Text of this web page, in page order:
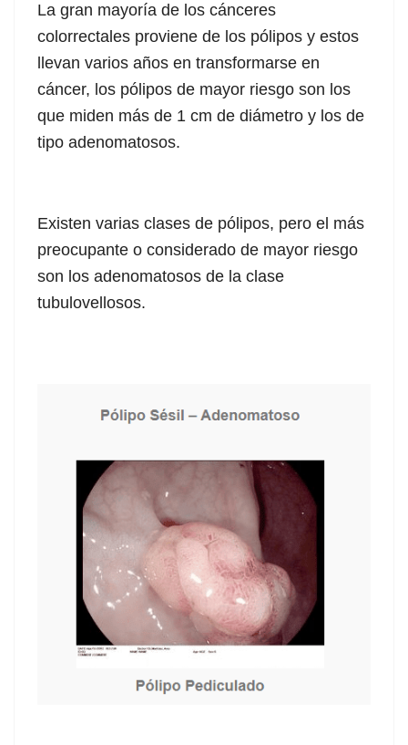
La gran mayoría de los cánceres
colorrectales proviene de los pólipos y estos
llevan varios años en transformarse en
cáncer, los pólipos de mayor riesgo son los
que miden más de 1 cm de diámetro y los de
tipo adenomatosos.
Existen varias clases de pólipos, pero el más
preocupante o considerado de mayor riesgo
son los adenomatosos de la clase
tubulovellosos.